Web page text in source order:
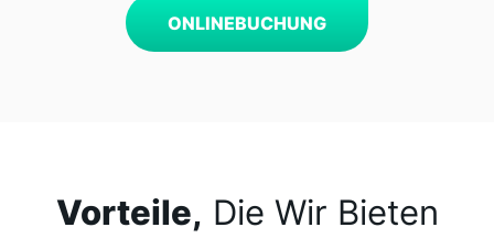
ONLINEBUCHUNG
Vorteile, Die Wir Bieten